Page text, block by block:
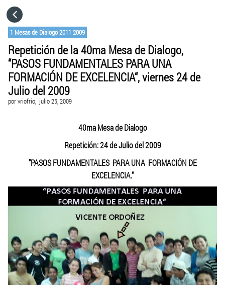
1 Mesas de Dialogo 2011 2009
Repetición de la 40ma Mesa de Dialogo,
“PASOS FUNDAMENTALES PARA UNA
FORMACIÓN DE EXCELENCIA“, viernes 24 de
Julio del 2009
porvriofrio, julio 25, 2009
40ma Mesa de Dialogo
Repetición: 24 de Julio del 2009
"PASOS FUNDAMENTALES PARA UNA FORMACIÓN DE
EXCELENCIA."
CATEGORÍAS
IR A